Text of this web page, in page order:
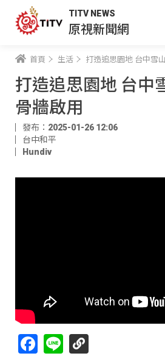
TITV NEWS
原視新聞網
首頁 生活 打造追思園地 台中雪
打造追思園地 台中
骨牆啟用
發布：2025-01-26 12:06
台中和平
Hundiv
Facebook
Line